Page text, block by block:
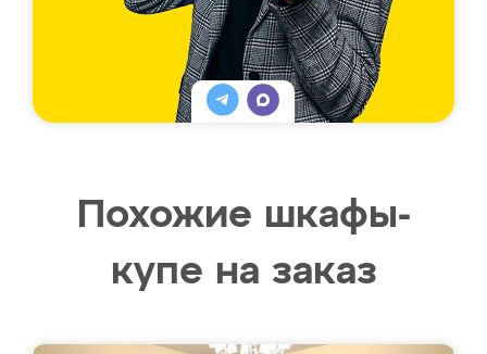
Похожие шкафы-
купе на заказ